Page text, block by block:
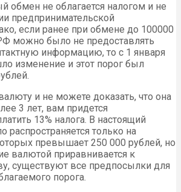
не облагается налогом и не
предпринимательской
если ранее при обмене до 100000
можно было не предоставлять
информацию, то с 1 января
изменение и этот порог был
и не можете доказать, что она
3 лет, вам придется
13% налога. В настоящий
распространяется только на
превышает 250 000 рублей, но
валютой приравнивается к
существуют все предпосылки для
порога.